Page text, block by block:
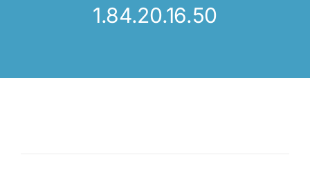
1.84.20.16.50